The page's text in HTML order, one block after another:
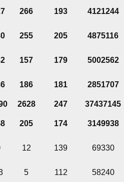
266 193 4121244
255 205 4875116
157 179 5002562
186 181 2851707
2628 247
37437145
205 174 3149938
12 139 69330
5 112 58240